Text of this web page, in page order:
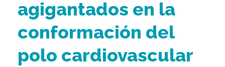
agigantados en la
conformación del
polo cardiovascular